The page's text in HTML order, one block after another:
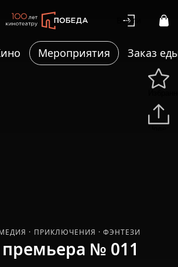
Войти
Мероприятия Заказ
· ПРИКЛЮЧЕНИЯ · ФЭНТЕЗИ
№ 011